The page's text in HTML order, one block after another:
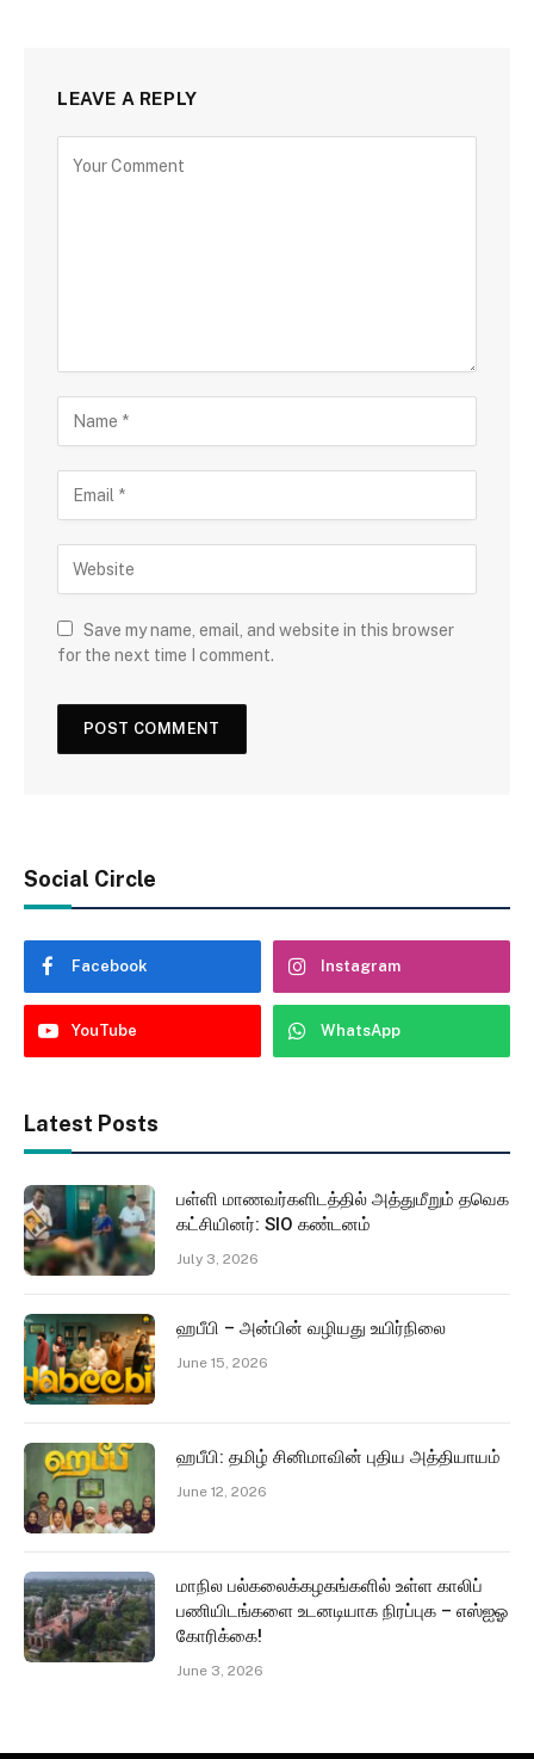
LEAVE A REPLY
Save my name, email, and website in this browser
for the next time I comment.
Social Circle
Facebook Instagram
YouTube WhatsApp
Latest Posts
பள்ளி மாணவர்களிடத்தில் அத்துமீறும் தவெக
கட்சியினர்: SIO கண்டனம்
July 3, 2026
ஹபீபி – அன்பின் வழியது உயிர்நிலை
June 15, 2026
ஹபீபி: தமிழ் சினிமாவின் புதிய அத்தியாயம்
June 12, 2026
மாநில பல்கலைக்கழகங்களில் உள்ள காலிப்
பணியிடங்களை உடனடியாக நிரப்புக – எஸ்ஐஓ
கோரிக்கை!
June 3, 2026